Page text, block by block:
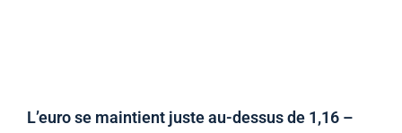
L’euro se maintient juste au-dessus de 1,16 –